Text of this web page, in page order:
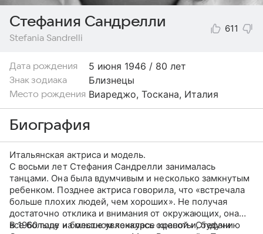
Стефания Сандрелли
Stefania Sandrelli
611
Дата рождения 5 июня 1946 / 80 лет
Знак зодиака Близнецы
Место рождения Виареджо, Тоскана, Италия
Биография
Итальянская актриса и модель.
С восьми лет Стефания Сандрелли занималась
танцами. Она была вдумчивым и несколько замкнутым
ребенком. Позднее актриса говорила, что «встречала
больше плохих людей, чем хороших». Не получая
достаточно отклика и внимания от окружающих, она
все больше и больше увлекалась сценой и, будучи
В 1960 году на местном конкурсе красоты Стефанию